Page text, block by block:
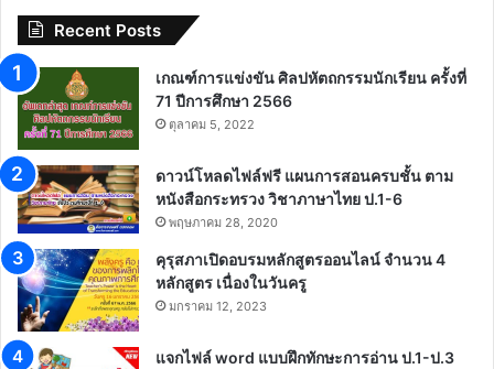
Recent Posts
เกณฑ์การแข่งขัน ศิลปหัตถกรรมนักเรียน ครั้งที่
71 ปีการศึกษา 2566
ตุลาคม 5, 2022
ดาวน์โหลดไฟล์ฟรี แผนการสอนครบชั้น ตาม
หนังสือกระทรวง วิชาภาษาไทย ป.1-6
พฤษภาคม 28, 2020
คุรุสภาเปิดอบรมหลักสูตรออนไลน์ จำนวน 4
หลักสูตร เนื่องในวันครู
มกราคม 12, 2023
แจกไฟล์ word แบบฝึกทักษะการอ่าน ป.1-ป.3